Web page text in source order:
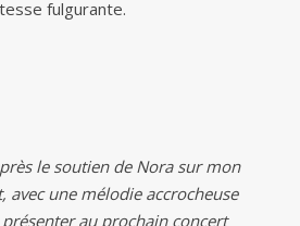
fulgurante.
le soutien de Nora sur mon
avec une mélodie accrocheuse
au prochain concert